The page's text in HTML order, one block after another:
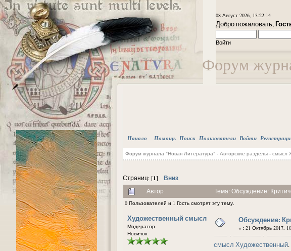
Форум
08 Август 2026, 13:22:14
Добро пожаловать,
Войти
Начало Помощь Поиск Пользователи Войти
Форум журнала "Новая Литература"- Авторские разделы- смысл
Страниц: [1] Вниз
Автор Тема: Обсуждение:
0 Пользователей и 1 Гость смотрят эту тему.
Художественный смысл
Модератор
Новичок
Обсуждение:
« : 21 Октябрь 2017,
смысл Художественный.